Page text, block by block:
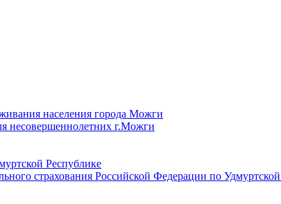
населения города Можги
несовершеннолетних г.Можги
Республике
страхования Российской Федерации по